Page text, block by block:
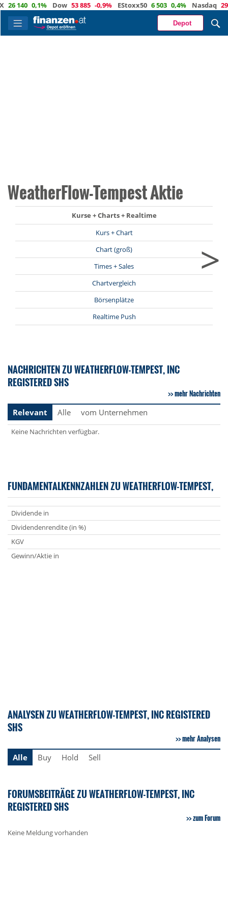
140 0,1% Dow 53 885 -0,9% EStoxx50 6 503 0,4% Nasdaq 29 373
Depot
WeatherFlow-Tempest Aktie
Kurse + Charts + Realtime
Kurs + Chart
Chart (groß)
Times + Sales
Chartvergleich
Börsenplätze
Realtime Push
>
NACHRICHTEN ZU WEATHERFLOW-TEMPEST, INC
REGISTERED SHS
mehr Nachrichten
Relevant
Alle vom Unternehmen
Keine Nachrichten verfügbar.
FUNDAMENTALKENNZAHLEN ZU WEATHERFLOW-TEMPEST,
Dividende in
Dividendenrendite (in %)
KGV
Gewinn/Aktie in
ANALYSEN ZU WEATHERFLOW-TEMPEST, INC REGISTERED
SHS
mehr Analysen
Alle
Buy Hold Sell
FORUMSBEITRÄGE ZU WEATHERFLOW-TEMPEST, INC
REGISTERED SHS
zum Forum
Keine Meldung vorhanden